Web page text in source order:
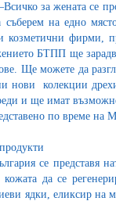
за жената се
съберем на едно
козметични фирми,
БТПП ще
Ще можете да
нови колекции
и ще имат
по време на
се представя
да се
ядки, еликсир